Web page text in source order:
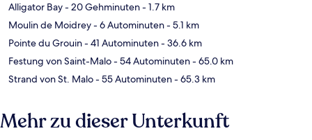
Alligator Bay- 20 Gehminuten- 1.7 km
Moulin de Moidrey- 6 Autominuten- 5.1 km
Pointe du Grouin- 41 Autominuten- 36.6 km
Festung von Saint-Malo- 54 Autominuten- 65.0 km
Strand von St. Malo- 55 Autominuten- 65.3 km
Mehr zu dieser Unterkunft